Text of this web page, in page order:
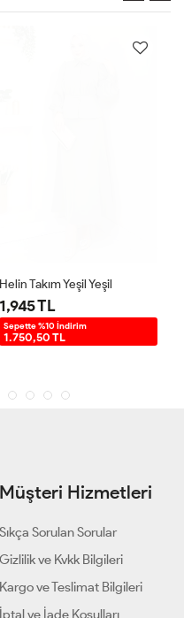
Helin Takım Yeşil Yeşil
1,945 TL
Sepette %10 İndirim
1.750,50 TL
Müşteri Hizmetleri
Sıkça Sorulan Sorular
Gizlilik ve Kvkk Bilgileri
Kargo ve Teslimat Bilgileri
İptal ve İade Koşulları